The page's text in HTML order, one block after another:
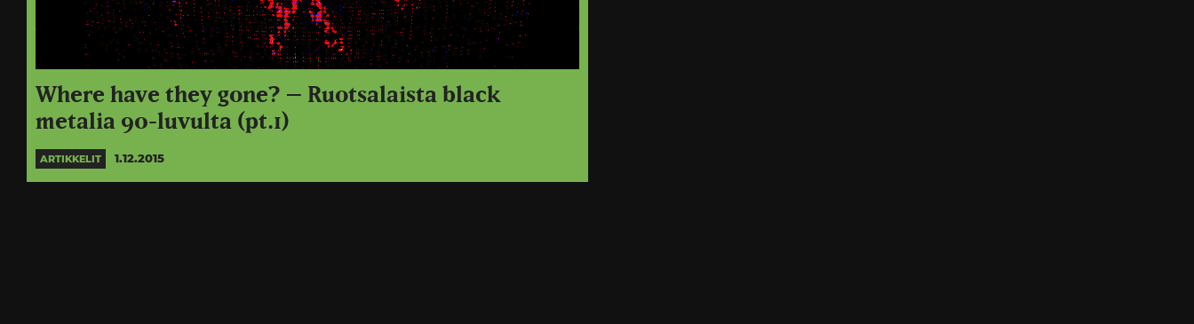
Where have they gone? – Ruotsalaista black
metalia 90-luvulta (pt.1)
ARTIKKELIT 1.12.2015